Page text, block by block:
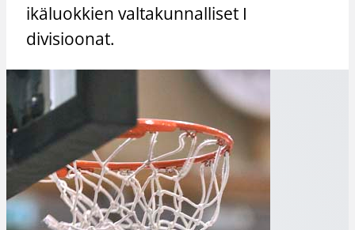
ikäluokkien valtakunnalliset I
divisioonat.